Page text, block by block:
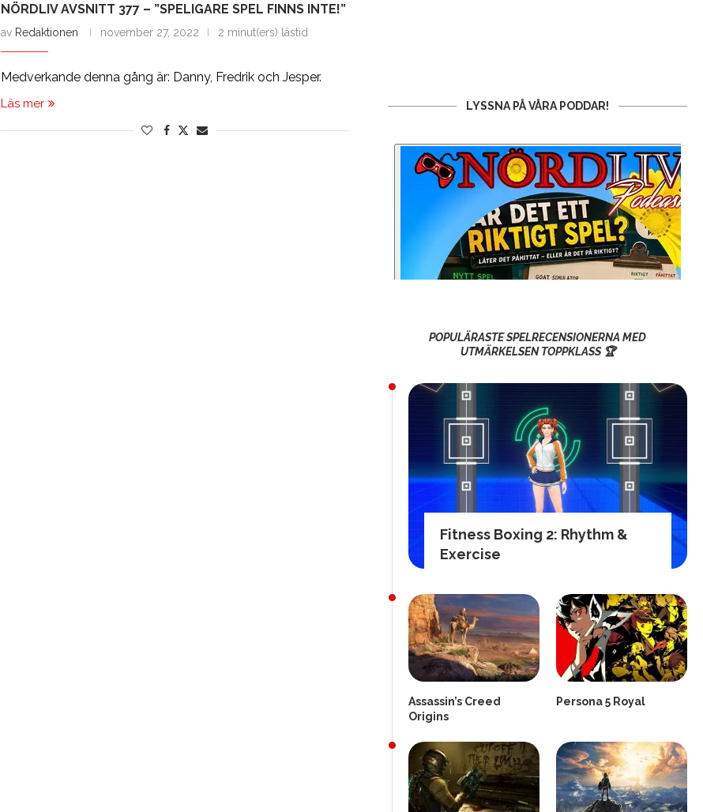
NÖRDLIV AVSNITT 377 – ”SPELIGARE SPEL FINNS INTE!”
av Redaktionen november 27, 2022 2 minut(ers) lästid
Medverkande denna gång är: Danny, Fredrik och Jesper.
Läs mer LYSSNA PÅ VÅRA PODDAR!
POPULÄRASTE SPELRECENSIONERNA MED
UTMÄRKELSEN TOPPKLASS 🏆
Fitness Boxing 2: Rhythm &
Exercise
Assassin’s Creed
Origins
Persona 5 Royal